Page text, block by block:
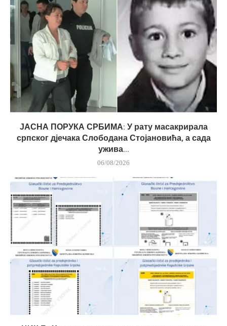
ЈАСНА ПОРУКА СРБИМА: У рату масакрирала
српског дјечака Слободана Стојановића, а сада
ужива...
06/08/2026